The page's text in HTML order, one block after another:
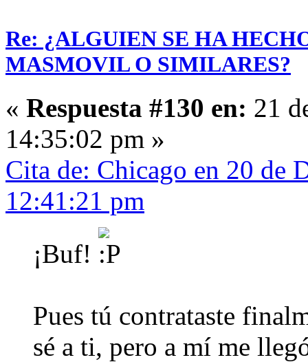
Re: ¿ALGUIEN SE HA
MASMOVIL O SIMILARES?
« Respuesta #130 en: 21
14:35:02 pm »
Cita de: Chicago en 20 de
12:41:21 pm
¡Buf!
Pues tú contrataste
sé a ti, pero a mí me